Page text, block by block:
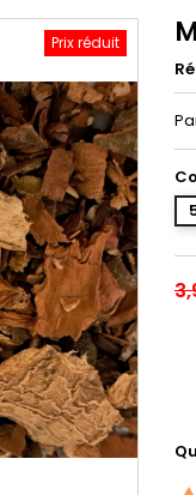
Prix réduit